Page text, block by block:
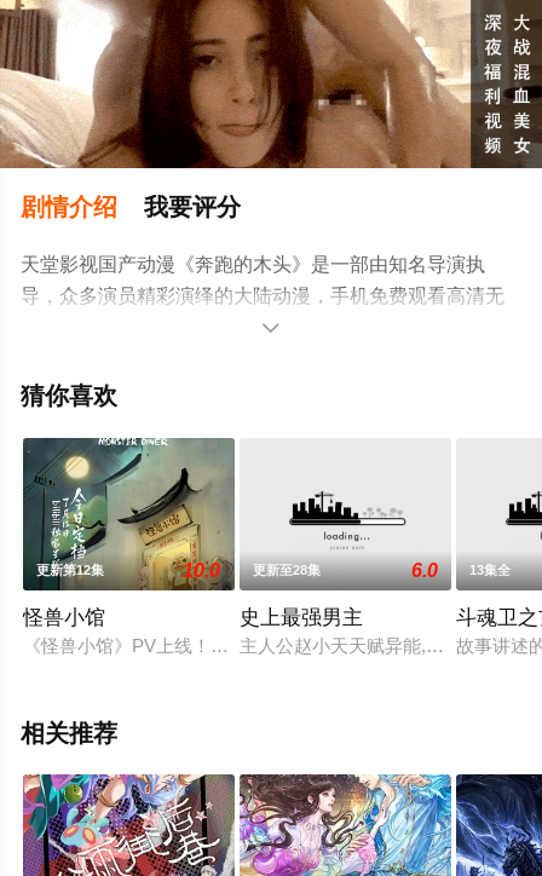
剧情介绍 我要评分
天堂影视国产动漫《奔跑的木头》是一部由知名导演执
导，众多演员精彩演绎的大陆动漫，手机免费观看高清无
删减完整版动漫全集就来天堂电影网，更多相关信息可移

猜你喜欢
更新第12集 10.0
怪兽小馆
《怪兽小馆》PV上线！在众多怪兽小馆中，有一家尤为特别，
更新至28集 6.0
史上最强男主
主人公赵小天天赋异能,拥有超强的
13集全
斗魂卫
故事讲述
相关推荐